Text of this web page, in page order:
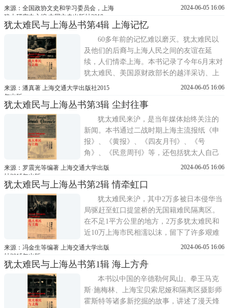
新生活……本书收录了诸多经历了那段难忘
岁月的犹太人所写的回忆文章，生动地讲述
了他们在上海的生活与经历。
来源：全国政协文史和学习委员会，上海
犹太研究中心编 中国文史出版社2018
2024-06-05 16:06
犹太难民与上海丛书第4辑 上海记忆
60多年前的记忆难以磨灭。犹太难民以
及他们的后裔与上海人民之间的友谊在延
续，人们情牵上海。本书记录了今年6月末对
犹太难民、美国原财政部长的越洋采访、上
海主办的犹太难民在上海展览办到美国的国
吁保留当年遗迹、摩西会堂的修缮、潘光在
联合国讲犹太故事等事件，讲述了犹太难民
落系上海，永志不忘上海根。
来源：潘真著 上海交通大学出版社2015
年出版
2024-06-05 16:06
犹太难民与上海丛书第3辑 尘封往事
犹太难民来沪，是当年媒体始终关注的
新闻。本书通过二战时期上海主流报纸《申
报》、《黄报》、《四友月刊》、《号
角》、《民意周刊》等，还包括犹太人自己
办的《犹太早报》，以及欧洲的黄包车网站
截取不同时期的报道，叙述了媒体关注犹太
难民什么，犹太难民又在关注什么，追忆犹
太难民在上海隔都的难忘岁月。
来源：罗震光等编著 上海交通大学出版
社2015年出版
2024-06-05 16:06
犹太难民与上海丛书第2辑 情牵虹口
犹太难民来沪，其中2万多被日本侵华当
局驱赶至虹口提篮桥的无国籍难民隔离区。
在不足1平方公里的地方，2万多犹太难民和
近10万上海市民相濡以沫，留下了许多艰难
而温馨的故事。本书重点讲述了同样遭受战
太兄弟;犹太难民也为上海带来了艺术文化，
乃至在他们中还走出了白求恩式的人物和抗
日志士。
来源：冯金生等编著 上海交通大学出版
社2015年出版
2024-06-05 16:06
犹太难民与上海丛书第1辑 海上方舟
本书以中国的辛德勒何凤山、拳王马克
斯·施梅林、上海宝贝索尼娅和隔离区摄影师
霍斯特等诸多新挖掘的故事，讲述了漫天烽